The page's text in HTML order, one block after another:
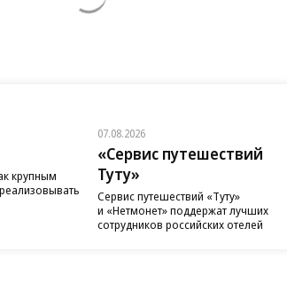
крупным
07.08.2026
«Сервис путешествий
Туту»
Сервис путешествий «Туту»
и «Нетмонет» поддержат лучших
сотрудников российских отелей